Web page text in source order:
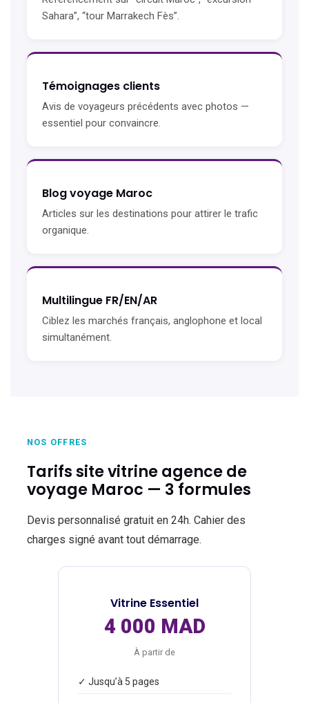
Sahara”, “tour Marrakech Fès”.
Témoignages clients
Avis de voyageurs précédents avec photos —
essentiel pour convaincre.
Blog voyage Maroc
Articles sur les destinations pour attirer le trafic
organique.
Multilingue FR/EN/AR
Ciblez les marchés français, anglophone et local
simultanément.
NOS OFFRES
Tarifs site vitrine agence de
voyage Maroc — 3 formules
Devis personnalisé gratuit en 24h. Cahier des
charges signé avant tout démarrage.
Vitrine Essentiel
4 000 MAD
À partir de
✓ Jusqu’à 5 pages